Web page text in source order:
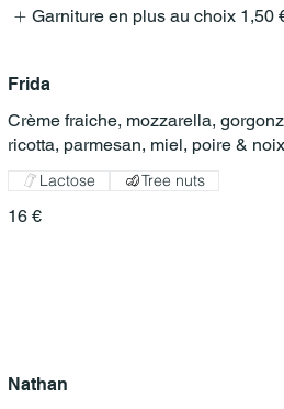
Garniture en plus au choix 1,50
Frida
Crème fraiche, mozzarella,
ricotta, parmesan, miel, poire & noix
16 €
Lactose Tree nuts
Nathan